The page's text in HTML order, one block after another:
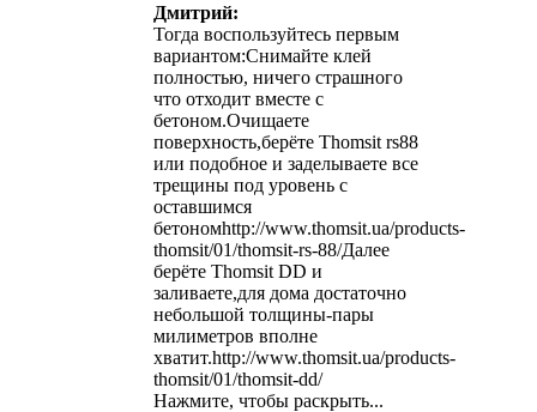
Дмитрий:
Тогда воспользуйтесь первым
вариантом:Снимайте клей
полностью, ничего страшного
что отходит вместе с
бетоном.Очищаете
поверхность,берёте Thomsit rs88
или подобное и заделываете все
трещины под уровень с
оставшимся
бетономhttp://www.thomsit.ua/products-
thomsit/01/thomsit-rs-88/Далее
берёте Thomsit DD и
заливаете,для дома достаточно
небольшой толщины-пары
милиметров вполне
хватит.http://www.thomsit.ua/products-
thomsit/01/thomsit-dd/
Нажмите, чтобы раскрыть...